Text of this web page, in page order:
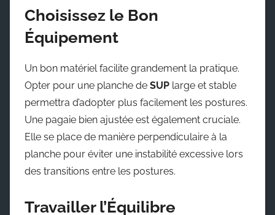
Choisissez le Bon
Équipement
Un bon matériel facilite grandement la pratique.
Opter pour une planche de SUP large et stable
permettra d’adopter plus facilement les postures.
Une pagaie bien ajustée est également cruciale.
Elle se place de manière perpendiculaire à la
planche pour éviter une instabilité excessive lors
des transitions entre les postures.
Travailler l’Équilibre